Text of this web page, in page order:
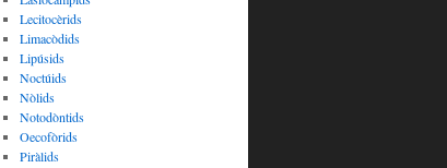
Lecitocèrids
Limacòdids
Lipúsids
Noctúids
Nòlids
Notodòntids
Oecofòrids
Piràlids